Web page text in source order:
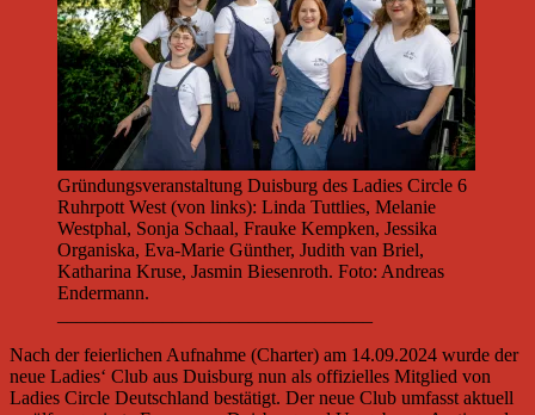
Gründungsveranstaltung Duisburg des Ladies Circle 6
Ruhrpott West (von links): Linda Tuttlies, Melanie
Westphal, Sonja Schaal, Frauke Kempken, Jessika
Organiska, Eva-Marie Günther, Judith van Briel,
Katharina Kruse, Jasmin Biesenroth. Foto: Andreas
Endermann.
Nach der feierlichen Aufnahme (Charter) am 14.09.2024 wurde der
neue Ladies‘ Club aus Duisburg nun als offizielles Mitglied von
Ladies Circle Deutschland bestätigt. Der neue Club umfasst aktuell